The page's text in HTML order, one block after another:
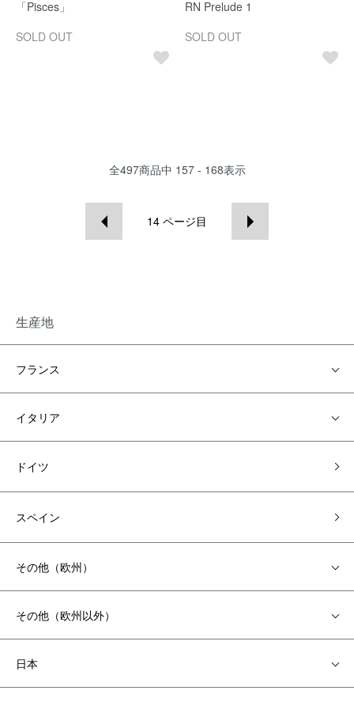
「Pisces」
SOLD OUT
RN Prelude 1
SOLD OUT
全497商品中 157 - 168表示
14 ページ目
生産地
フランス
イタリア
ドイツ
スペイン
その他（欧州）
その他（欧州以外）
日本